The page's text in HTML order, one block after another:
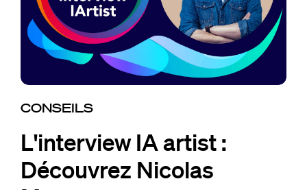
CONSEILS
L'interview IA artist :
Découvrez Nicolas